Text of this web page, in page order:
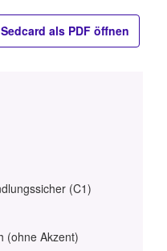
Sedcard als PDF öffnen
(C1)
(ohne Akzent)